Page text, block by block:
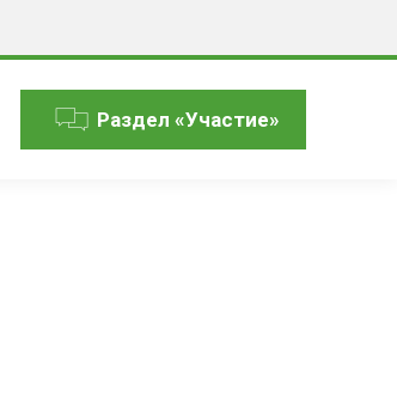
Раздел «Участие»